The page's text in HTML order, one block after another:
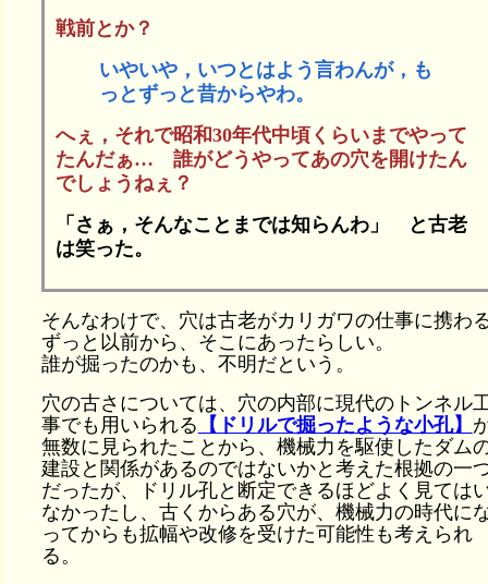
戦前とか？
いやいや，いつとはよう言わんが，も
っとずっと昔からやわ。
へぇ，それで昭和30年代中頃くらいまでやって
たんだぁ… 誰がどうやってあの穴を開けたん
でしょうねぇ？
「さぁ，そんなことまでは知らんわ」 と古老
は笑った。
そんなわけで、穴は古老がカリガワの仕事に携わ
ずっと以前から、そこにあったらしい。
誰が掘ったのかも、不明だという。
穴の古さについては、穴の内部に現代のトンネル
事でも用いられる 【ドリルで掘ったような小孔】
無数に見られたことから、機械力を駆使したダム
建設と関係があるのではないかと考えた根拠の一
だったが、ドリル孔と断定できるほどよく見ては
なかったし、古くからある穴が、機械力の時代に
ってからも拡幅や改修を受けた可能性も考えられ
る。